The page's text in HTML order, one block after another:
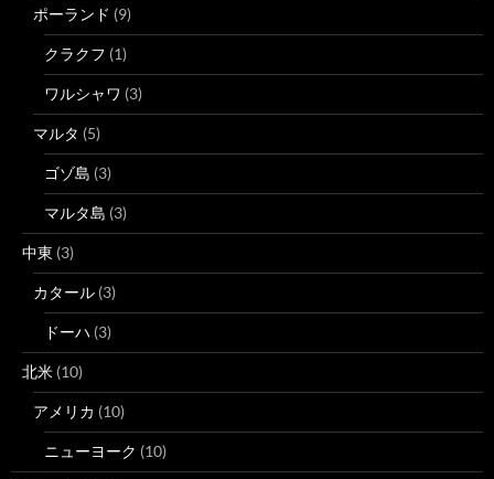
ポーランド (9)
クラクフ (1)
ワルシャワ (3)
マルタ (5)
ゴゾ島 (3)
マルタ島 (3)
中東 (3)
カタール (3)
ドーハ (3)
北米 (10)
アメリカ (10)
ニューヨーク (10)